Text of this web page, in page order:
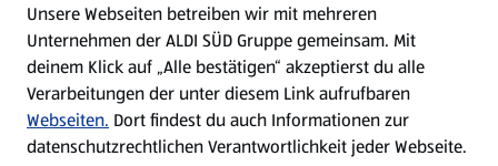
Nachhaltigkeit
Karriere
Unsere Webseiten betreiben wir mit mehreren
Unternehmen der ALDI SÜD Gruppe gemeinsam. Mit
deinem Klick auf „Alle bestätigen“ akzeptierst du alle
Verarbeitungen der unter diesem Link aufrufbaren
Webseiten. Dort findest du auch Informationen zur
datenschutzrechtlichen Verantwortlichkeit jeder Webseite.